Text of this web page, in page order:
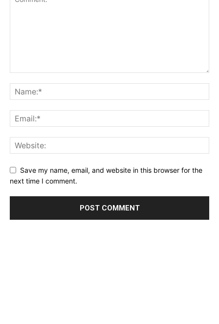
Save my name, email, and website in this browser for the
next time I comment.